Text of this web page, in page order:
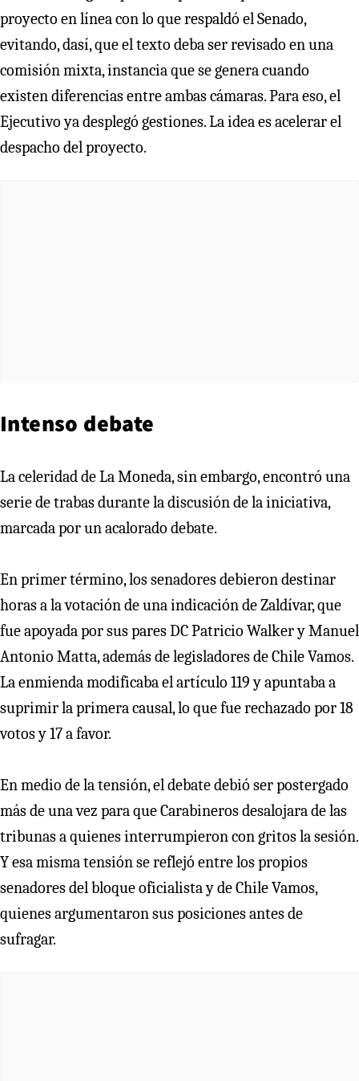
proyecto en línea con lo que respaldó el Senado,
evitando, dasí, que el texto deba ser revisado en una
comisión mixta, instancia que se genera cuando
existen diferencias entre ambas cámaras. Para eso, el
Ejecutivo ya desplegó gestiones. La idea es acelerar el
despacho del proyecto.
Intenso debate
La celeridad de La Moneda, sin embargo, encontró una
serie de trabas durante la discusión de la iniciativa,
marcada por un acalorado debate.
En primer término, los senadores debieron destinar
horas a la votación de una indicación de Zaldívar, que
fue apoyada por sus pares DC Patricio Walker y Manuel
Antonio Matta, además de legisladores de Chile Vamos.
La enmienda modificaba el artículo 119 y apuntaba a
suprimir la primera causal, lo que fue rechazado por 18
votos y 17 a favor.
En medio de la tensión, el debate debió ser postergado
más de una vez para que Carabineros desalojara de las
tribunas a quienes interrumpieron con gritos la sesión.
Y esa misma tensión se reflejó entre los propios
senadores del bloque oficialista y de Chile Vamos,
quienes argumentaron sus posiciones antes de
sufragar.